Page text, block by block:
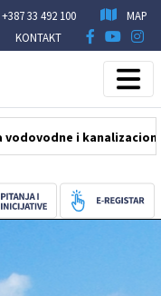
+387 33 492 100
MAP
KONTAKT
i kanalizacione